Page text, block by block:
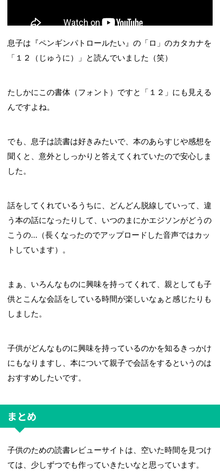
息子は『ペンギンパトロールたい』の「ロ」のカタカナを
「１２（じゅうに）」と読んでいました（笑）
たしかにこの書体（フォント）ですと「１２」にも見える
んですよね。
でも、息子は読書は好きみたいで、本のあらすじや感想を
聞くと、意外としっかりと答えてくれていたので安心しま
した。
話をしてくれているうちに、どんどん脱線していって、違
う本の話になったりして、いつのまにかエジソンがどうの
こうの…（長くなったのでアップロードした音声ではカッ
トしています）。
まぁ、いろんなものに興味を持ってくれて、親としても子
供とこんな会話をしている時間が楽しいなぁと感じたりも
しました。
子供がどんなものに興味を持っているのかを知るきっかけ
にもなりますし、本について親子で会話をするというのは
おすすめしたいです。
まとめ
子供のための読書レビューサイトは、空いた時間を見つけ
ては、少しずつでも作っていきたいなと思っています。